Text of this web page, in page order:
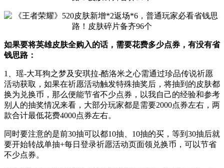
如果要将英雄皮肤全购入的话，需要花费多少点券，有没有省
钱思路：
1、瑶-大耳狗之梦及安琪拉-酷洛米之心需通过珍品传说祈愿
活动获取，如果在祈愿活动触发特殊抽奖后，将抽到的皮肤都
换为兑换币，那么便能节省不少点券，以我自己的经验和参考
别人的抽奖情况来看，大部分玩家都是需要2000点券左右，两
款合计最低花费4000点券左右。
同时要注意的是前30抽可以都10抽、10抽的买，等到30抽后就
要开始转战单抽+每日登录祈愿活动页面领兑换币，可以节省
不少点券。